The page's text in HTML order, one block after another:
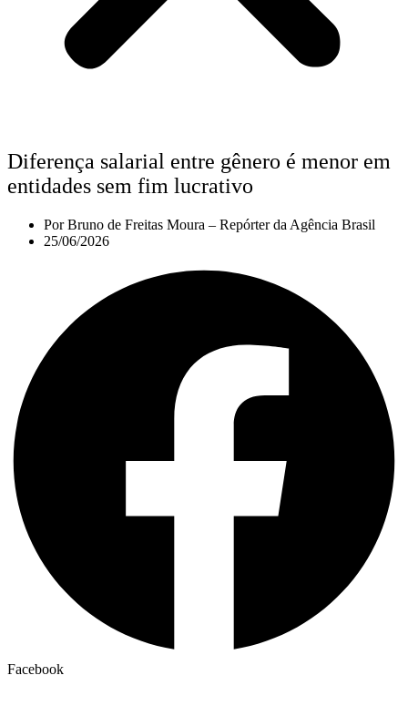
Diferença salarial entre gênero é menor em
entidades sem fim lucrativo
PorBruno de Freitas Moura – Repórter da Agência Brasil
25/06/2026
Facebook